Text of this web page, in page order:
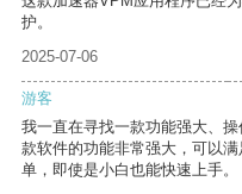
护。
2025-07-06
游客
我一直在寻找一款功能强大、
款软件的功能非常强大，可以
单，即使是小白也能快速上手。